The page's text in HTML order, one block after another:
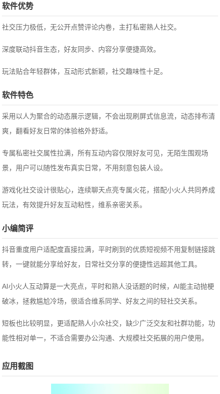
软件优势
社交压力极低，无公开点赞评论内卷，主打私密熟人社交。
深度联动抖音生态，好友同步、内容分享便捷高效。
玩法贴合年轻群体，互动形式新颖，社交趣味性十足。
软件特色
采用以人为聚合的动态展示逻辑，不会出现刷屏式信息流，动态排布清
爽，翻看好友日常的体验格外舒适。
专属私密社交属性拉满，所有互动内容仅限好友可见，无陌生围观场
景，用户可以随性发布真实日常，不用刻意包装人设。
游戏化社交设计很贴心，连续聊天点亮专属火花，搭配小火人共同养成
玩法，有效提升好友互动粘性，维系亲密关系。
小编简评
抖音重度用户适配度直接拉满，平时刷到的优质短视频不用复制链接跳
转，一键就能分享给好友，日常社交分享的便捷性远超其他工具。
AI小火人互动算是一大亮点，平时和熟人没话题的时候，AI能主动抛梗
破冰，拯救尴尬冷场，很适合维系同学、好友之间的轻社交关系。
短板也比较明显，更适配熟人小众社交，缺少广泛交友和社群功能，功
能性相对单一，不适合需要办公沟通、大规模社交拓展的用户使用。
应用截图